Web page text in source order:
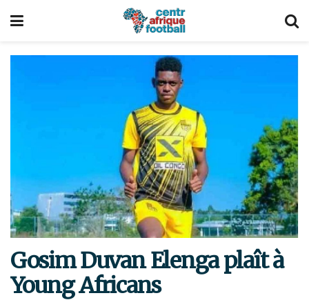
Gosim Duvan Elenga plaît à
Young Africans